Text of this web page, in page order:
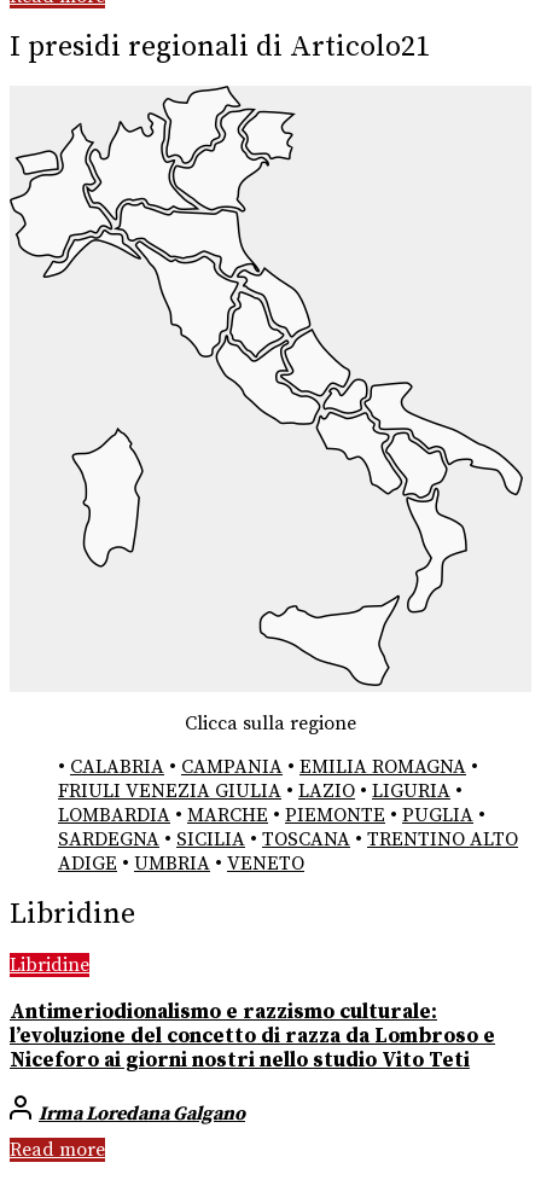
I presidi regionali di Articolo21
Clicca sulla regione
• CALABRIA • CAMPANIA • EMILIA ROMAGNA •
FRIULI VENEZIA GIULIA • LAZIO • LIGURIA •
LOMBARDIA • MARCHE • PIEMONTE • PUGLIA •
SARDEGNA • SICILIA • TOSCANA • TRENTINO ALTO
ADIGE • UMBRIA • VENETO
Libridine
Libridine
Antimeriodionalismo e razzismo culturale:
l’evoluzione del concetto di razza da Lombroso e
Niceforo ai giorni nostri nello studio Vito Teti
Irma Loredana Galgano
Read more